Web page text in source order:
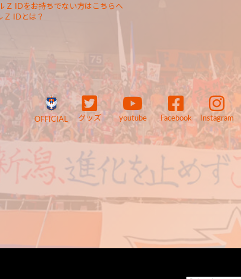
Ｚ IDをお持ちでない方はこちらへ
Ｚ IDとは？
OFFICIAL グッズ youtube Facebook Instagram